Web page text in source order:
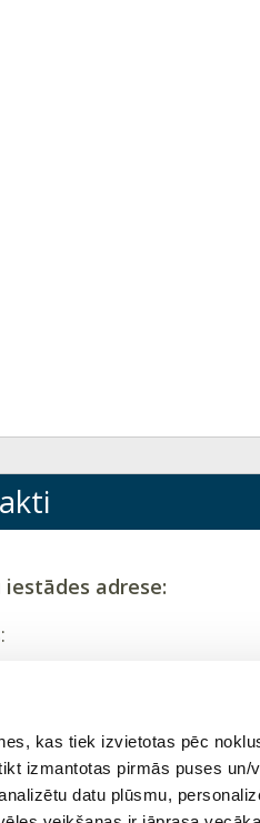
kas tiek izvietotas pēc
izmantotas pirmās puses
datu plūsmu,
iestādes adrese:
22065806